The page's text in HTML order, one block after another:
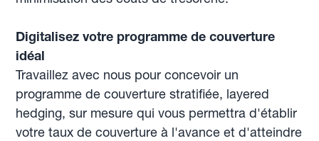
Digitalisez votre programme de couverture
idéal
Travaillez avec nous pour concevoir un
programme de couverture stratifiée, layered
hedging, sur mesure qui vous permettra d'établir
votre taux de couverture à l'avance et d'atteindre